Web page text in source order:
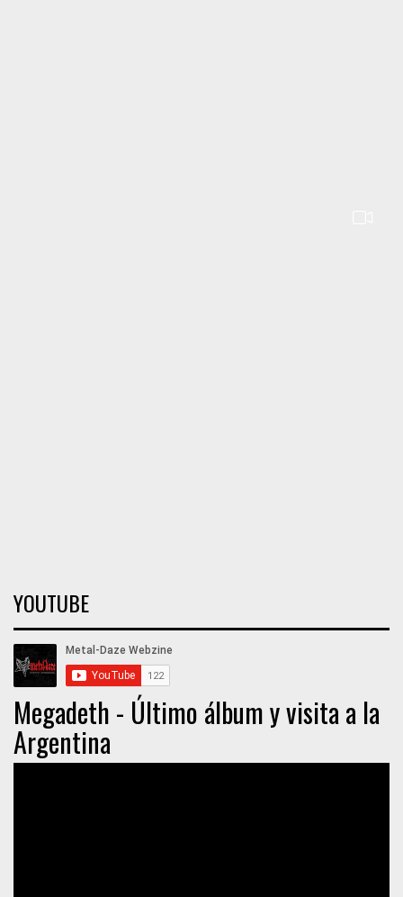
YOUTUBE
Megadeth - Último álbum y visita a la
Argentina